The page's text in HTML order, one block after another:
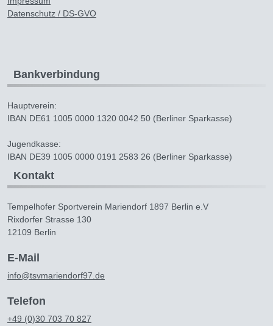
Datenschutz / DS-GVO
Bankverbindung
Hauptverein:
IBAN DE61 1005 0000 1320 0042 50 (Berliner Sparkasse)
Jugendkasse:
IBAN DE39 1005 0000 0191 2583 26 (Berliner Sparkasse)
Kontakt
Tempelhofer Sportverein Mariendorf 1897 Berlin e.V
Rixdorfer Strasse 130
12109 Berlin
E-Mail
info@tsvmariendorf97.de
Telefon
+49 (0)30 703 70 827